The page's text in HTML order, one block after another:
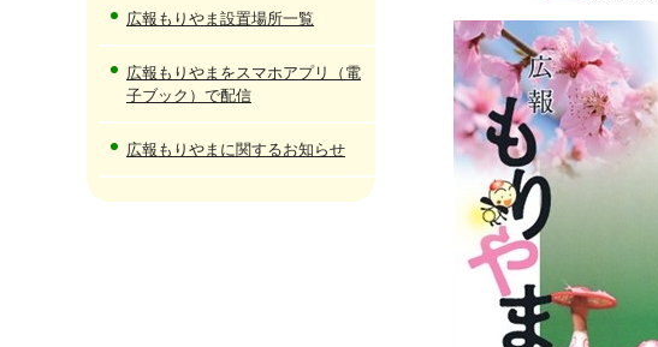
広報もりやま設置場所一覧
広報もりやまをスマホアプリ（電
子ブック）で配信
広報もりやまに関するお知らせ